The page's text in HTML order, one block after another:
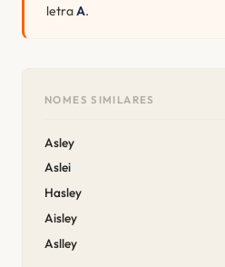
letraA.
NOMES SIMILARES
Asley
Aslei
Hasley
Aisley
Aslley